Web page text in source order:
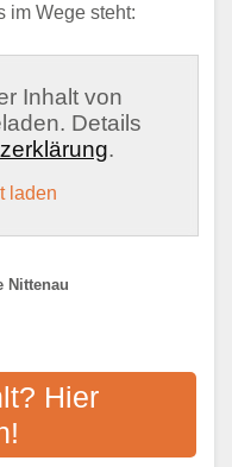
im Wege steht:
Inhalt von
Details
.
laden
Nittenau
Hier